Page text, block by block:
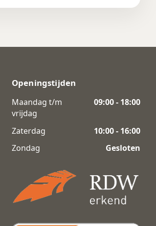
Openingstijden
Maandag t/m
vrijdag
09:00 - 18:00
Zaterdag
10:00 - 16:00
Zondag
Gesloten